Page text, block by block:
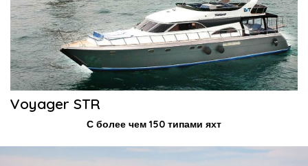
Voyager STR
С более чем 150 типами яхт